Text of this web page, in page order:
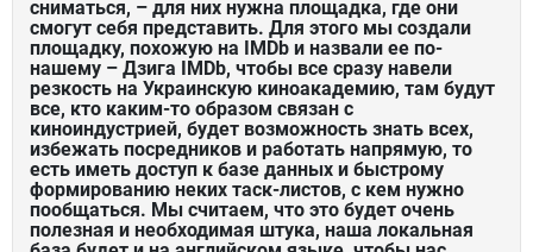
сниматься, – для них нужна площадка, где они
смогут себя представить. Для этого мы создали
площадку, похожую на IMDb и назвали ее по-
нашему – Дзига IMDb, чтобы все сразу навели
резкость на Украинскую киноакадемию, там будут
все, кто каким-то образом связан с
киноиндустрией, будет возможность знать всех,
избежать посредников и работать напрямую, то
есть иметь доступ к базе данных и быстрому
формированию неких таск-листов, с кем нужно
пообщаться. Мы считаем, что это будет очень
полезная и необходимая штука, наша локальная